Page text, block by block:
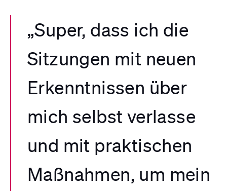
„Super, dass ich die
Sitzungen mit neuen
Erkenntnissen über
mich selbst verlasse
und mit praktischen
Maßnahmen, um mein